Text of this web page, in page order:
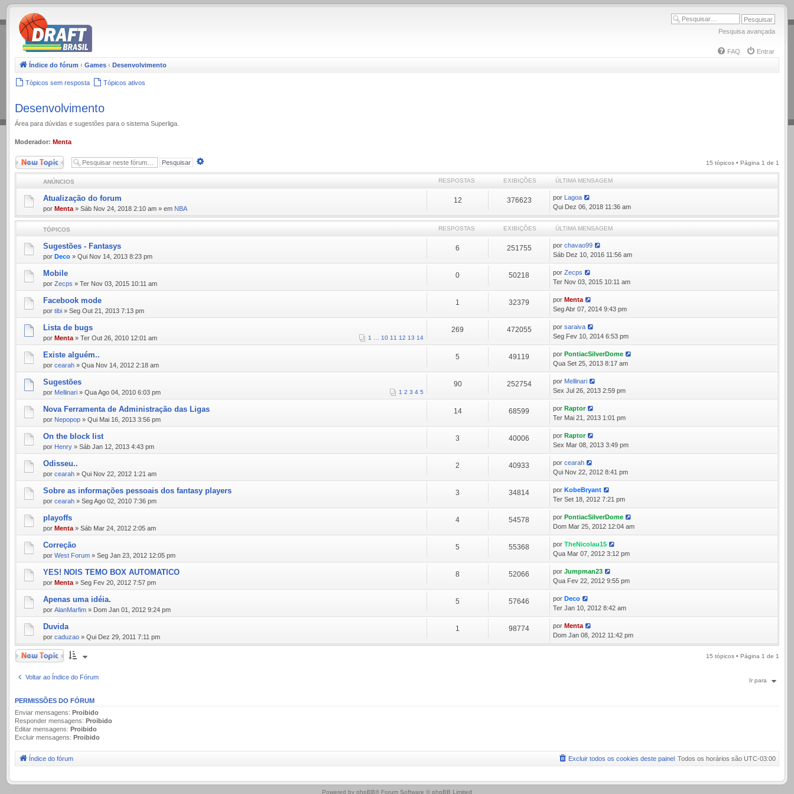
.
Pesquisa avançada
FAQ
Entrar
Índice do fórum ‹ Games ‹ Desenvolvimento
Tópicos sem resposta Tópicos ativos
Desenvolvimento
Área para dúvidas e sugestões para o sistema Superliga.
Moderador: Menta
Novo Tópico 15 tópicos • Página 1 de 1
ANÚNCIOS RESPOSTAS EXIBIÇÕES ÚLTIMA MENSAGEM
Atualização do forum
por Menta » Sáb Nov 24, 2018 2:10 am » em NBA
12 376623 por Lagoa
Qui Dez 06, 2018 11:36 am
TÓPICOS RESPOSTAS EXIBIÇÕES ÚLTIMA MENSAGEM
Sugestões - Fantasys
por Deco » Qui Nov 14, 2013 8:23 pm
6 251755 porchavao99
Sáb Dez 10, 2016 11:56 am
Mobile
por Zecps » Ter Nov 03, 2015 10:11 am
0 50218 porZecps
Ter Nov 03, 2015 10:11 am
Facebook mode
por tibi » Seg Out 21, 2013 7:13 pm
1 32379 porMenta
Seg Abr 07, 2014 9:43 pm
Lista de bugs
por Menta » Ter Out 26, 2010 12:01 am 1 10 11 12 13 14
269 472055 porsaraiva
Seg Fev 10, 2014 6:53 pm
Existe alguém..
por cearah » Qua Nov 14, 2012 2:18 am
5 49119 porPontiacSilverDome
Qua Set 25, 2013 8:17 am
Sugestões
por Mellinari » Qua Ago 04, 2010 6:03 pm 1 2 3 4 5
90 252754 por Mellinari
Sex Jul 26, 2013 2:59 pm
Nova Ferramenta de Administração das Ligas
por Nepopop » Qui Mai 16, 2013 3:56 pm
14 68599 porRaptor
Ter Mai 21, 2013 1:01 pm
On the block list
por Henry » Sáb Jan 12, 2013 4:43 pm
3 40006 porRaptor
Sex Mar 08, 2013 3:49 pm
Odisseu..
por cearah » Qui Nov 22, 2012 1:21 am
2 40933 porcearah
Qui Nov 22, 2012 8:41 pm
Sobre as informações pessoais dos fantasy players
por cearah » Seg Ago 02, 2010 7:36 pm
3 34814 porKobeBryant
Ter Set 18, 2012 7:21 pm
playoffs
por Menta » Sáb Mar 24, 2012 2:05 am
4 54578 porPontiacSilverDome
Dom Mar 25, 2012 12:04 am
Correção
por West Forum » Seg Jan 23, 2012 12:05 pm
5 55368 porTheNicolau15
Qua Mar 07, 2012 3:12 pm
YES! NOIS TEMO BOX AUTOMATICO
por Menta » Seg Fev 20, 2012 7:57 pm
8 52066 porJumpman23
Qua Fev 22, 2012 9:55 pm
Apenas uma idéia.
por AlanMarfim » Dom Jan 01, 2012 9:24 pm
5 57646 porDeco
Ter Jan 10, 2012 8:42 am
Duvida
por caduzao » Qui Dez 29, 2011 7:11 pm
1 98774 porMenta
Dom Jan 08, 2012 11:42 pm
Novo Tópico 15 tópicos • Página 1 de 1
Voltar ao Índice do Fórum Ir para
PERMISSÕES DO FÓRUM
Enviar mensagens: Proibido
Responder mensagens: Proibido
Editar mensagens: Proibido
Excluir mensagens: Proibido
Índice do fórum Todos os horários são UTC-03:00
Excluir todos os cookies deste painel
.
Powered by phpBB® Forum Software © phpBB Limited